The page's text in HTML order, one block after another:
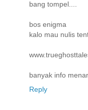
bang tompel....
bos enigma
kalo mau nulis
banyak info
Reply